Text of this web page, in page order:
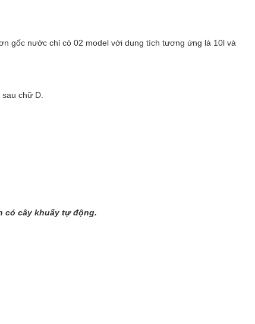
gốc nước chỉ có 02 model với dung tích tương ứng là 10l và
chữ D.
có cây khuấy tự động.